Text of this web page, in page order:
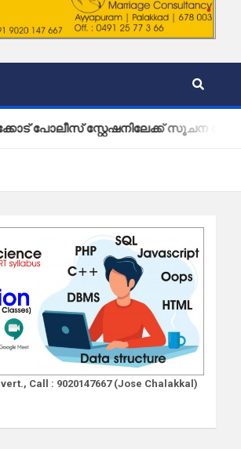
സ്റ്റേഷനിലേക്ക് സൂചന ബോർഡ്
Call : 9020147667 (Jose Chalakkal)